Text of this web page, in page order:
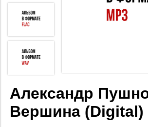
Александр
Вершина (Digital)